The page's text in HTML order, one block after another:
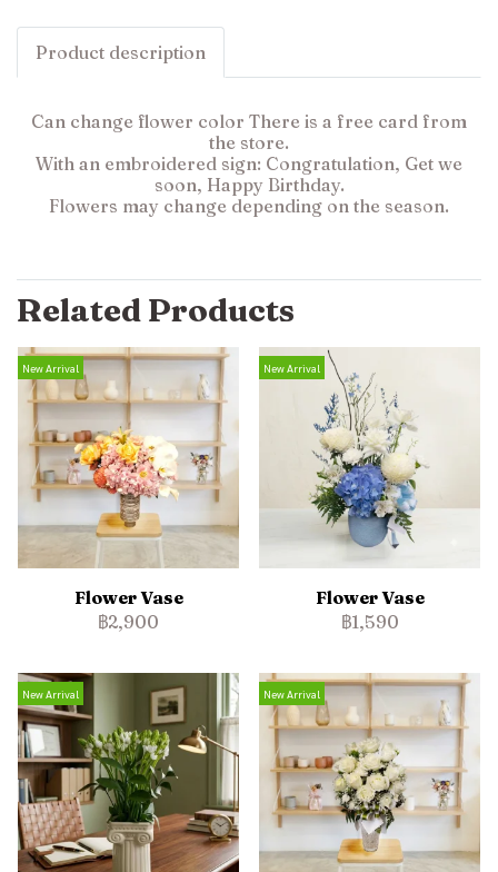
Product description
Can change flower color There is a free card from
the store.
With an embroidered sign: Congratulation, Get we
soon, Happy Birthday.
Flowers may change depending on the season.
Related Products
New Arrival
Flower Vase
฿2,900
New Arrival
Flower Vase
฿1,590
New Arrival New Arrival